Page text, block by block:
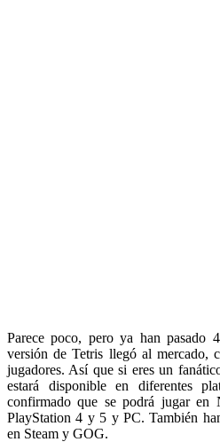
Parece poco, pero ya han pasado
versión de Tetris llegó al mercado,
jugadores. Así que si eres un
estará disponible en diferentes
confirmado que se podrá jugar en
PlayStation 4 y 5 y PC. También
en Steam y GOG.